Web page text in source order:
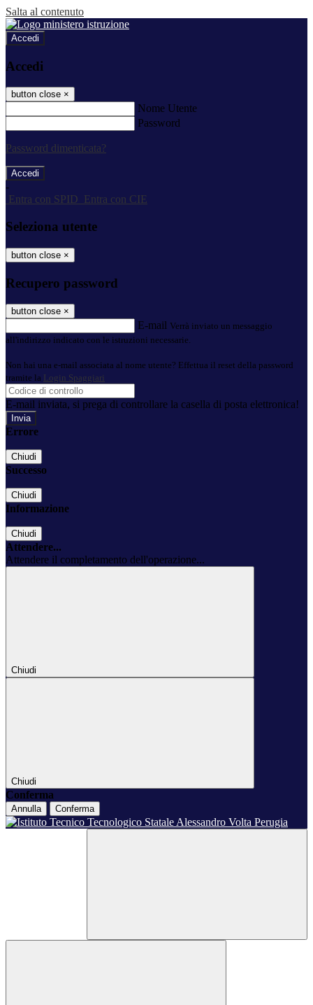
Salta al contenuto
Accedi
Accedi
button close ×
Nome Utente
Password
Password dimenticata?
-
Entra con SPID
Entra con CIE
Seleziona utente
button close ×
Recupero password
button close ×
E-mail Verrà inviato un messaggio
all'indirizzo indicato con le istruzioni necessarie.
Non hai una e-mail associata al nome utente? Effettua il reset della password
tramite la Login Spaggiari
E-mail inviata, si prega di controllare la casella di posta elettronica!
Errore
Chiudi
Successo
Chiudi
Informazione
Chiudi
Attendere...
Attendere il completamento dell'operazione...
Chiudi
Chiudi
Conferma
Annulla Conferma